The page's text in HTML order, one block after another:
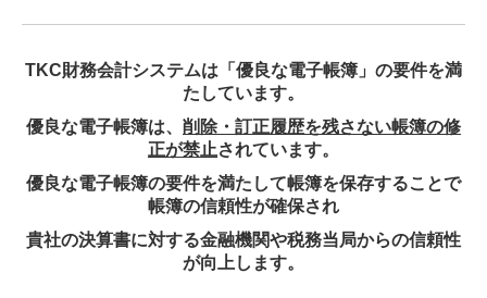
TKC財務会計システムは「優良な電子帳簿」の要件を満
たしています。
優良な電子帳簿は、 削除・訂正履歴を残さない帳簿の修
正が禁止されています。
優良な電子帳簿の要件を満たして帳簿を保存することで
帳簿の信頼性が確保され
貴社の決算書に対する金融機関や税務当局からの信頼性
が向上します。